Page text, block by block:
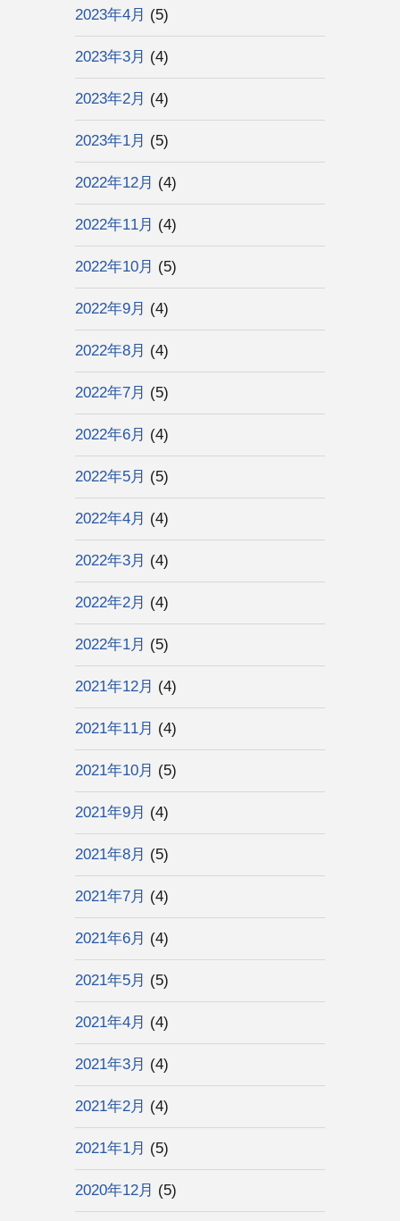
2023年4月 (5)
2023年3月 (4)
2023年2月 (4)
2023年1月 (5)
2022年12月 (4)
2022年11月 (4)
2022年10月 (5)
2022年9月 (4)
2022年8月 (4)
2022年7月 (5)
2022年6月 (4)
2022年5月 (5)
2022年4月 (4)
2022年3月 (4)
2022年2月 (4)
2022年1月 (5)
2021年12月 (4)
2021年11月 (4)
2021年10月 (5)
2021年9月 (4)
2021年8月 (5)
2021年7月 (4)
2021年6月 (4)
2021年5月 (5)
2021年4月 (4)
2021年3月 (4)
2021年2月 (4)
2021年1月 (5)
2020年12月 (5)